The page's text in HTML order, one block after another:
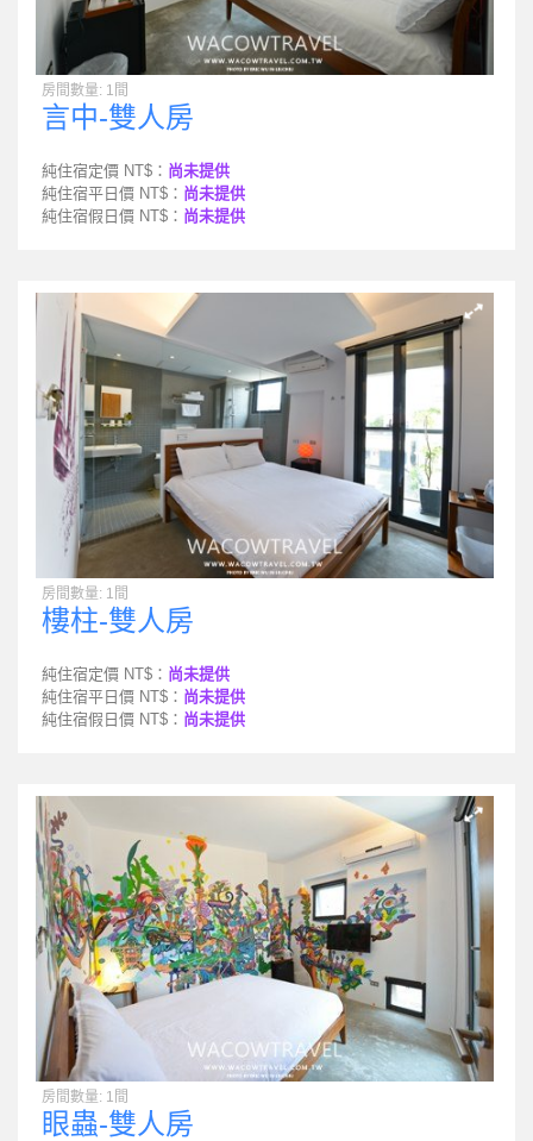
房間數量: 1間
言中-雙人房
純住宿定價 NT$： 尚未提供
純住宿平日價 NT$： 尚未提供
純住宿假日價 NT$： 尚未提供
房間數量: 1間
樓柱-雙人房
純住宿定價 NT$： 尚未提供
純住宿平日價 NT$： 尚未提供
純住宿假日價 NT$： 尚未提供
房間數量: 1間
眼蟲-雙人房